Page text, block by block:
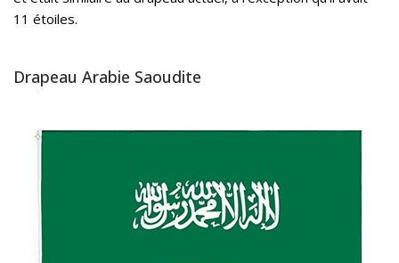
11 étoiles.
Drapeau Arabie Saoudite